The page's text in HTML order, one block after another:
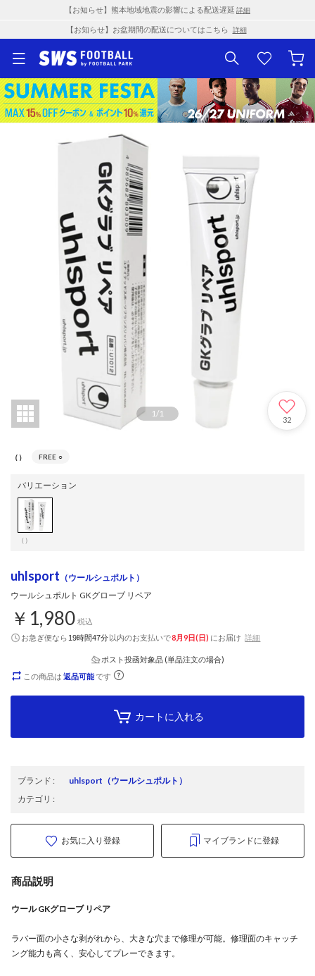
【お知らせ】熊本地域地震の影響による配送遅延 詳細
【お知らせ】お盆期間の配送についてはこちら 詳細
1/1
32
（） FREE ○
バリエーション
（）
uhlsport （ウールシュポルト）
ウールシュポルト GKグローブ リペア
￥1,980 税込
お急ぎ便なら 19時間47分以内のお支払いで8月9日(日) にお届け 詳細
ポスト投函対象品 (単品注文の場合)
この商品は 返品可能です
カートに入れる
ブランド : uhlsport （ウールシュポルト）
カテゴリ :
お気に入り登録 マイブランドに登録
商品説明
ウール GKグローブ リペア
ラバー面の小さな剥がれから、大きな穴まで修理が可能。修理面のキャッチ
ング能力も高く、安心してプレーできます。